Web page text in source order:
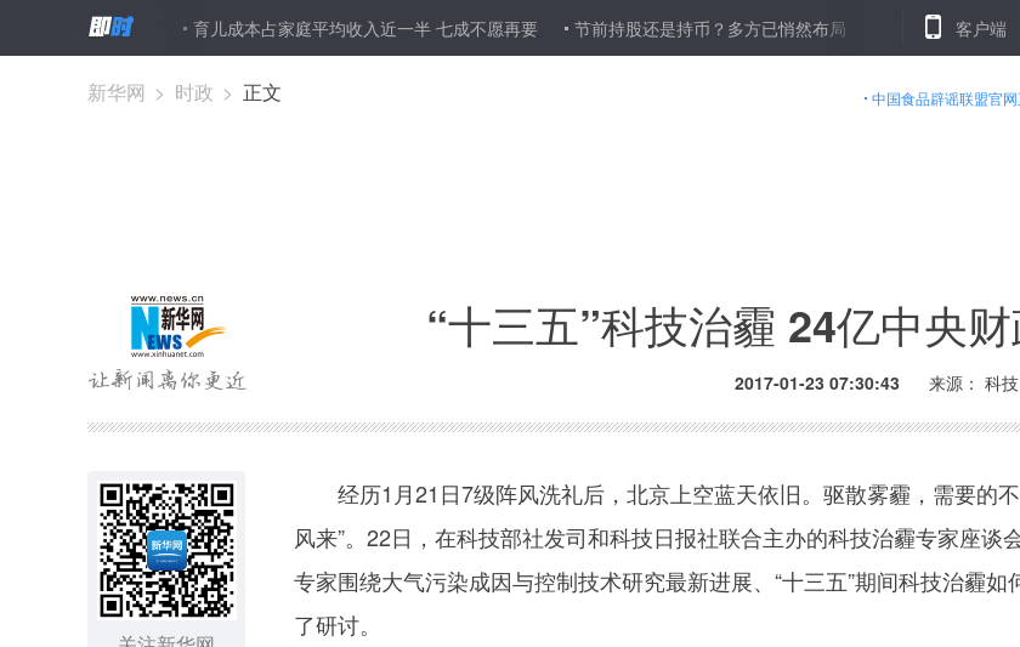
育儿成本占家庭平均收入近一半 七成不愿再要 节前持股还是持币？多方已悄然布局 近几年A股节前普遍疲软 节
客户端
中国食品辟谣联盟官
新华网 > 时政 > 正文
“十三五”科技治霾 24亿中央
2017-01-23 07:30:43 来源： 科
经历1月21日7级阵风洗礼后，北京上空蓝天依旧。驱散雾霾，需要的不
风来”。22日，在科技部社发司和科技日报社联合主办的科技治霾专家座谈
专家围绕大气污染成因与控制技术研究最新进展、“十三五”期间科技治霾如
了研讨。